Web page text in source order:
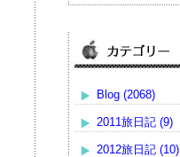
Blog (2068)
2011旅日記 (9)
2012旅日記 (10)